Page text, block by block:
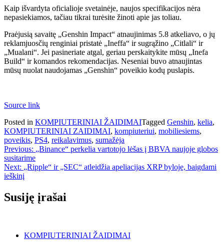
Kaip išvardyta oficialioje svetainėje, naujos specifikacijos nėra
nepasiekiamos, tačiau tikrai turėsite žinoti apie jas toliau.
Praėjusią savaitę „Genshin Impact“ atnaujinimas 5.8 atkeliavo, o jų
reklamjuosčių renginiai pristatė „Ineffa“ ir sugrąžino „Citlali“ ir
„Mualani“. Jei pasineriate atgal, geriau perskaitykite mūsų „Inefa
Build“ ir komandos rekomendacijas. Neseniai buvo atnaujintas
mūsų nuolat naudojamas „Genshin“ poveikio kodų puslapis.
Source link
Posted in KOMPIUTERINIAI ŽAIDIMAITagged Genshin, kelia,
KOMPIUTERINIAI ZAIDIMAI, kompiuteriui, mobiliesiems,
poveikis, PS4, reikalavimus, sumažėja
Navigacija
tarp
įrašų
Previous: „Binance“ perkelia vartotojo lėšas į BBVA naujoje globos
susitarime
Next: „Ripple“ ir „SEC“ atleidžia apeliacijas XRP byloje, baigdami
ieškinį
Susiję įrašai
KOMPIUTERINIAI ŽAIDIMAI